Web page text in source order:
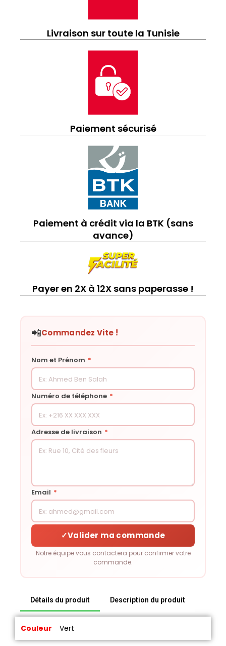
Livraison sur toute la Tunisie
Paiement sécurisé
Paiement à crédit via la BTK (sans
avance)
Payer en 2X à 12X sans paperasse !
📲Commandez Vite !
Nom et Prénom *
Numéro de téléphone *
Adresse de livraison *
Email *
✓Valider ma commande
Notre équipe vous contactera pour confirmer votre
commande.
Détails du produit Description du produit
Couleur Vert